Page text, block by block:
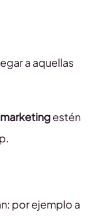
a aquellas
estén
por ejemplo a